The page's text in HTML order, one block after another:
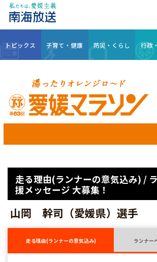
トピックス 子育て・健康 防災・くらし 行政
走る理由(ランナーの意気込み) /
援メッセージ 大募集！
山岡 幹司（愛媛県）選手
走る理由(ランナーの意気込み) ランナー